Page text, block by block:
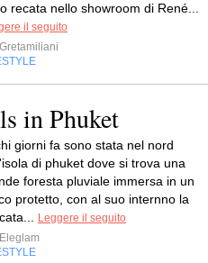
recata nello showroom di René...
il seguito
Gretamiliani
in Phuket
giorni fa sono stata nel nord
di phuket dove si trova una
foresta pluviale immersa in un
protetto, con al suo internno la
Leggere il seguito
Eleglam